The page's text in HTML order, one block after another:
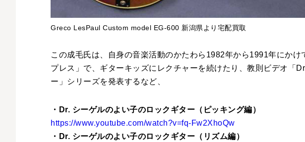
Greco LesPaul Custom model EG-600 新潟県より宅配買取
この成毛氏は、自身の音楽活動のかたわら1982年から1991年にかけ
プレス」で、ギターキッズにレクチャーを続けたり、教則ビデオ「
ー」シリーズを発表するなど、
・Dr. シーゲルのよい子のロックギター（ピッキング編）
https://www.youtube.com/watch?v=fq-Fw2XhoQw
・Dr. シーゲルのよい子のロックギター（リズム編）